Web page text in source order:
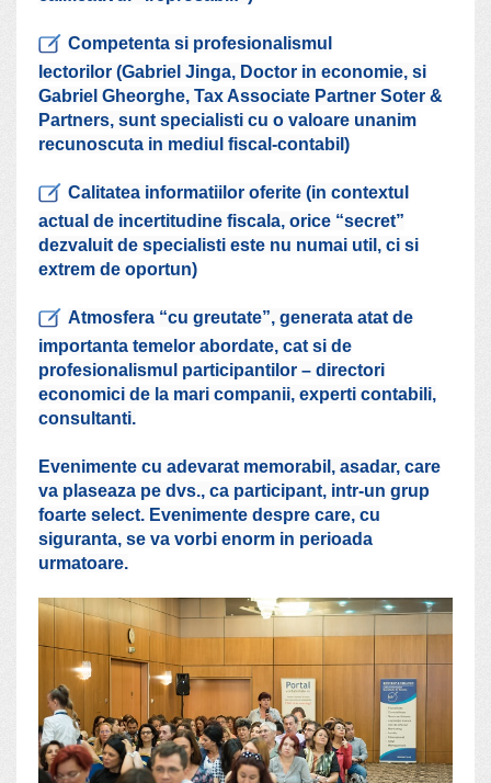
Competenta si profesionalismul
lectorilor (Gabriel Jinga, Doctor in economie, si
Gabriel Gheorghe, Tax Associate Partner Soter &
Partners, sunt specialisti cu o valoare unanim
recunoscuta in mediul fiscal-contabil)
Calitatea informatiilor oferite (in contextul
actual de incertitudine fiscala, orice “secret”
dezvaluit de specialisti este nu numai util, ci si
extrem de oportun)
Atmosfera “cu greutate”, generata atat de
importanta temelor abordate, cat si de
profesionalismul participantilor – directori
economici de la mari companii, experti contabili,
consultanti.
Evenimente cu adevarat memorabil, asadar, care
va plaseaza pe dvs., ca participant, intr-un grup
foarte select. Evenimente despre care, cu
siguranta, se va vorbi enorm in perioada
urmatoare.